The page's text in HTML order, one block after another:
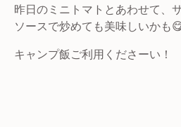
昨日のミニトマトとあわせて、
ソースで炒めても美味しいかも
キャンプ飯ご利用くださーい！